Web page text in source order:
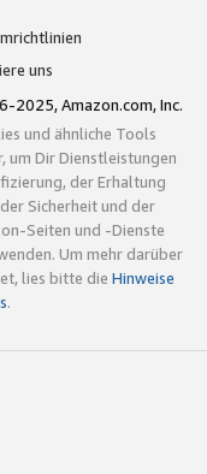
uns
2025, Amazon.com, Inc.
und ähnliche Tools
um Dir Dienstleistungen
der Erhaltung
Sicherheit und der
Seiten und -Dienste
Um mehr darüber
lies bitte die Hinweise
.